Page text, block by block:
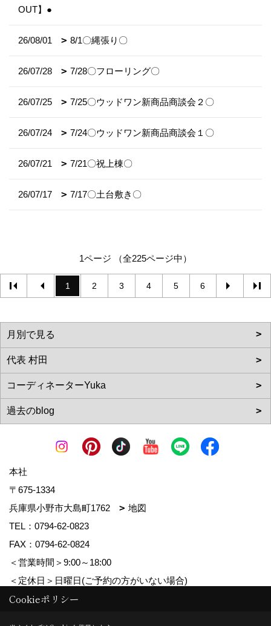
OUT】●
26/08/01 8/1〇縄張り〇
26/07/28 7/28〇フローリング〇
26/07/25 7/25〇ウッドワン新商品商談会２〇
26/07/24 7/24〇ウッドワン新商品商談会１〇
26/07/21 7/21〇祝上棟〇
26/07/17 7/17〇土台敷き〇
1ページ （全225ページ中）
1 2 3 4 5 6
本社
〒675-1334
兵庫県小野市大島町1762
地図
TEL： 0794-62-0823
FAX：0794-62-0824
＜営業時間＞9:00～18:00
＜定休日＞日曜日(ご予約の方がいない場合)
Cookieポリシー